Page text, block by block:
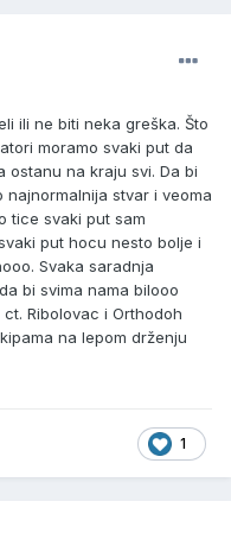
ili ne biti neka greška. Što
moramo svaki put da
ostanu na kraju svi. Da bi
stvar i veoma
tice svaki put sam
put hocu nesto bolje i
Svaka saradnja
bi svima nama bilooo
Ribolovac i Orthodoh
na lepom drženju
1